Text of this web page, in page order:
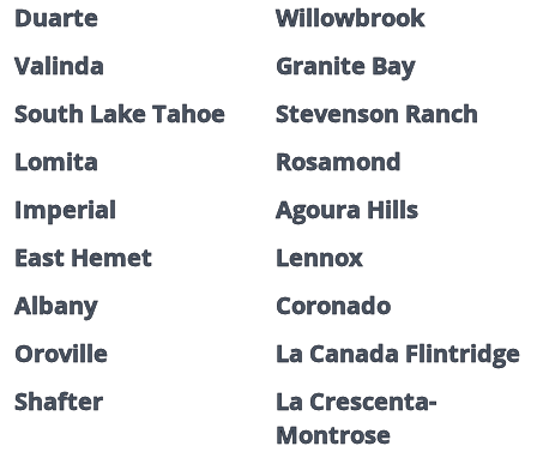
Duarte
Willowbrook
Valinda
Granite Bay
South Lake Tahoe
Stevenson Ranch
Lomita
Rosamond
Imperial
Agoura Hills
East Hemet
Lennox
Albany
Coronado
Oroville
La Canada Flintridge
Shafter
La Crescenta-
Montrose